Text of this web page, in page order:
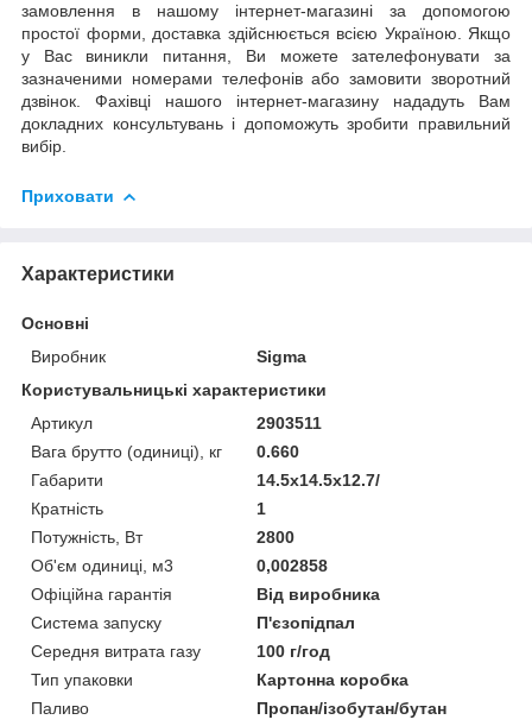
замовлення в нашому інтернет-магазині за допомогою
простої форми, доставка здійснюється всією Україною. Якщо
у Вас виникли питання, Ви можете зателефонувати за
зазначеними номерами телефонів або замовити зворотний
дзвінок. Фахівці нашого інтернет-магазину нададуть Вам
докладних консультувань і допоможуть зробити правильний
вибір.
Приховати
Характеристики
Основні
Виробник
Sigma
Користувальницькі характеристики
Артикул
2903511
Вага брутто (одиниці), кг
0.660
Габарити
14.5x14.5x12.7/
Кратність
1
Потужність, Вт
2800
Об'єм одиниці, м3
0,002858
Офіційна гарантія
Від виробника
Система запуску
П'єзопідпал
Середня витрата газу
100 г/год
Тип упаковки
Картонна коробка
Паливо
Пропан/ізобутан/бутан